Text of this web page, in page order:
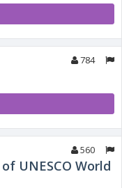
784
560
UNESCO World